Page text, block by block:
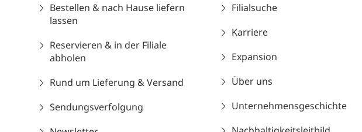
Bestellen & nach Hause liefern
lassen
Reservieren & in der Filiale
abholen
Rund um Lieferung & Versand
Sendungsverfolgung
Filialsuche
Karriere
Expansion
Über uns
Unternehmensgeschichte